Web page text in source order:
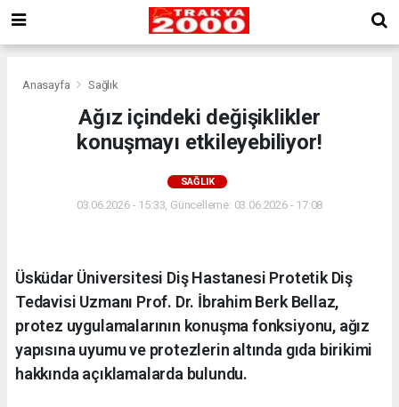
Anasayfa Sağlık
Ağız içindeki değişiklikler
konuşmayı etkileyebiliyor!
SAĞLIK
03.06.2026 - 15:33, Güncelleme: 03.06.2026 - 17:08
Üsküdar Üniversitesi Diş Hastanesi Protetik Diş
Tedavisi Uzmanı Prof. Dr. İbrahim Berk Bellaz,
protez uygulamalarının konuşma fonksiyonu, ağız
yapısına uyumu ve protezlerin altında gıda birikimi
hakkında açıklamalarda bulundu.